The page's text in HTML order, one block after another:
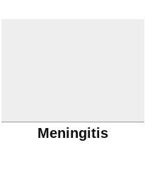
Meningitis